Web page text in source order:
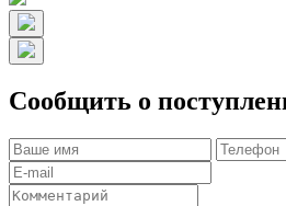
Сообщить о